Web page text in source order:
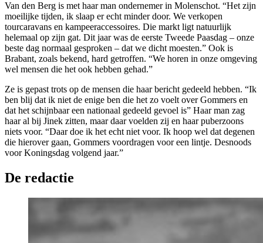
Van den Berg is met haar man ondernemer in Molenschot. “Het zijn
moeilijke tijden, ik slaap er echt minder door. We verkopen
tourcaravans en kampeeraccessoires. Die markt ligt natuurlijk
helemaal op zijn gat. Dit jaar was de eerste Tweede Paasdag – onze
beste dag normaal gesproken – dat we dicht moesten.” Ook is
Brabant, zoals bekend, hard getroffen. “We horen in onze omgeving
wel mensen die het ook hebben gehad.”
Ze is gepast trots op de mensen die haar bericht gedeeld hebben. “Ik
ben blij dat ik niet de enige ben die het zo voelt over Gommers en
dat het schijnbaar een nationaal gedeeld gevoel is” Haar man zag
haar al bij Jinek zitten, maar daar voelden zij en haar puberzoons
niets voor. “Daar doe ik het echt niet voor. Ik hoop wel dat degenen
die hierover gaan, Gommers voordragen voor een lintje. Desnoods
voor Koningsdag volgend jaar.”
De redactie